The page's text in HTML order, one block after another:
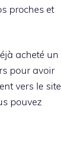
proches et
acheté un
pour avoir
vers le site
pouvez